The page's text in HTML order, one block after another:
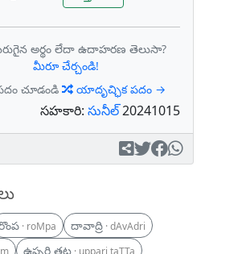
అర్థం లేదా ఉదాహరణ తెలుసా?
మీరూ చేర్చండి!
చూడండి
యాదృచ్ఛిక పదం →
సహకారి: సునీల్20241015
· roMpa దావాద్రి · dAvAdri
ఉప్పరి తట్ట